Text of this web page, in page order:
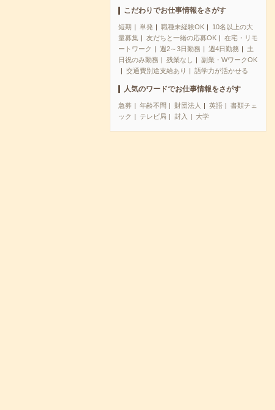
こだわりでお仕事情報をさがす
短期 単発 職種未経験OK
10名以上の大
量募集
友だちと一緒の応募OK
在宅・リモ
ートワーク
週2～3日勤務 週4日勤務
土
日祝のみ勤務
残業なし
副業・WワークOK
交通費別途支給あり
語学力が活かせる
人気のワードでお仕事情報をさがす
急募 年齢不問 財団法人 英語
書類チェ
ック
テレビ局 封入 大学